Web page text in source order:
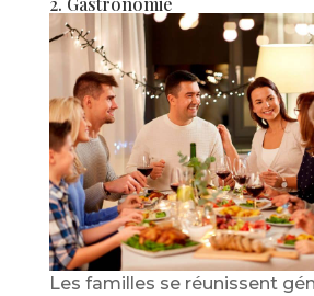
Les familles se réunissent